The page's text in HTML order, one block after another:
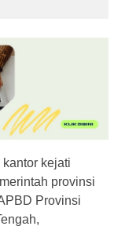
kejati
provinsi
Provinsi